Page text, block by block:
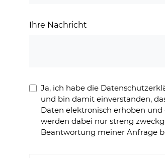
Ihre Nachricht
Ja, ich habe die
und bin damit einverstanden,
Daten elektronisch erhoben
werden dabei nur streng
Beantwortung meiner Anfrage